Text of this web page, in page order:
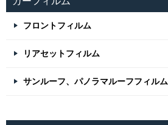
フロントフィルム
リアセットフィルム
サンルーフ、パノラマルーフフィルム